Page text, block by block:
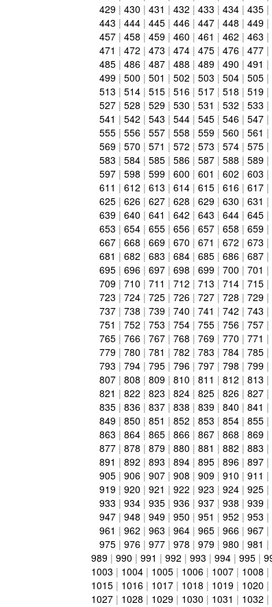
429| 430 | 431 | 432 | 433 | 434| 435|
443 | 444| 445| 446| 447| 448 | 449|
457| 458 | 459| 460 | 461 | 462 | 463 |
471 | 472 | 473 | 474| 475| 476| 477|
485| 486| 487| 488 | 489| 490 | 491 |
499| 500 | 501 | 502 | 503 | 504| 505|
513 | 514| 515| 516| 517| 518 | 519|
527| 528 | 529| 530 | 531 | 532 | 533 |
541 | 542 | 543 | 544| 545| 546| 547|
555| 556| 557| 558 | 559| 560 | 561 |
569| 570 | 571 | 572 | 573 | 574| 575|
583 | 584| 585| 586| 587| 588 | 589|
597| 598 | 599| 600 | 601 | 602 | 603 |
611 | 612 | 613 | 614| 615| 616| 617|
625| 626| 627| 628 | 629| 630 | 631 |
639| 640 | 641 | 642 | 643 | 644| 645|
653 | 654| 655| 656| 657| 658 | 659|
667| 668 | 669| 670 | 671 | 672 | 673 |
681 | 682 | 683 | 684| 685| 686| 687|
695| 696| 697| 698 | 699| 700 | 701 |
709| 710 | 711 | 712 | 713 | 714| 715|
723 | 724| 725| 726| 727| 728 | 729|
737| 738 | 739| 740 | 741 | 742 | 743 |
751 | 752 | 753 | 754| 755| 756| 757|
765| 766| 767| 768 | 769| 770 | 771 |
779| 780 | 781 | 782 | 783 | 784| 785|
793 | 794| 795| 796| 797| 798 | 799|
807| 808 | 809| 810 | 811 | 812 | 813 |
821 | 822 | 823 | 824| 825| 826| 827|
835| 836| 837| 838 | 839| 840 | 841 |
849| 850 | 851 | 852 | 853 | 854| 855|
863 | 864| 865| 866| 867| 868 | 869|
877| 878 | 879| 880 | 881 | 882 | 883 |
891 | 892 | 893 | 894| 895| 896| 897|
905| 906| 907| 908 | 909| 910 | 911 |
919| 920 | 921 | 922 | 923 | 924| 925|
933 | 934| 935| 936| 937| 938 | 939|
947| 948 | 949| 950 | 951 | 952 | 953 |
961 | 962 | 963 | 964| 965| 966| 967|
975| 976| 977| 978 | 979| 980 | 981 |
989| 990 | 991 | 992 | 993 | 994| 995|
1003 | 1004| 1005| 1006| 1007| 1008 |
1015| 1016| 1017| 1018 | 1019| 1020 |
1027| 1028 | 1029| 1030 | 1031 | 1032 |